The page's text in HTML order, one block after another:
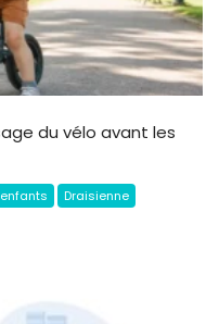
du vélo avant les
Draisienne